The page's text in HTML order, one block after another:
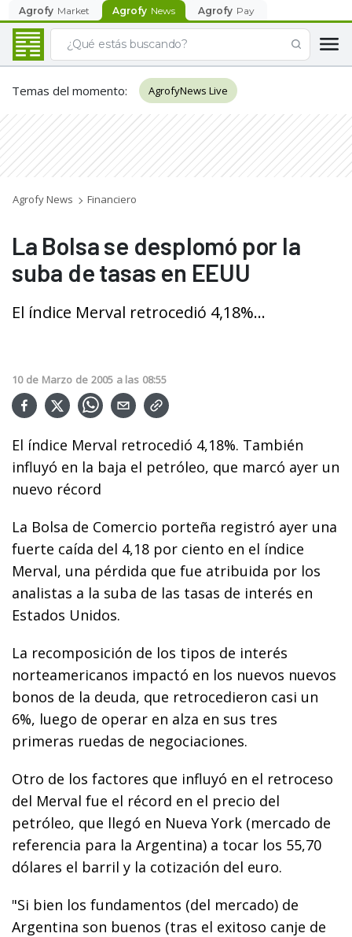
Agrofy Market Agrofy News Agrofy Pay
Temas del momento: AgrofyNews Live
Agrofy News Financiero
La Bolsa se desplomó por la
suba de tasas en EEUU
El índice Merval retrocedió 4,18%...
10 de Marzo de 2005 a las 08:55
El índice Merval retrocedió 4,18%. También
influyó en la baja el petróleo, que marcó ayer un
nuevo récord
La Bolsa de Comercio porteña registró ayer una
fuerte caída del 4,18 por ciento en el índice
Merval, una pérdida que fue atribuida por los
analistas a la suba de las tasas de interés en
Estados Unidos.
La recomposición de los tipos de interés
norteamericanos impactó en los nuevos nuevos
bonos de la deuda, que retrocedieron casi un
6%, luego de operar en alza en sus tres
primeras ruedas de negociaciones.
Otro de los factores que influyó en el retroceso
del Merval fue el récord en el precio del
petróleo, que llegó en Nueva York (mercado de
referencia para la Argentina) a tocar los 55,70
dólares el barril y la cotización del euro.
"Si bien los fundamentos (del mercado) de
Argentina son buenos (tras el exitoso canje de